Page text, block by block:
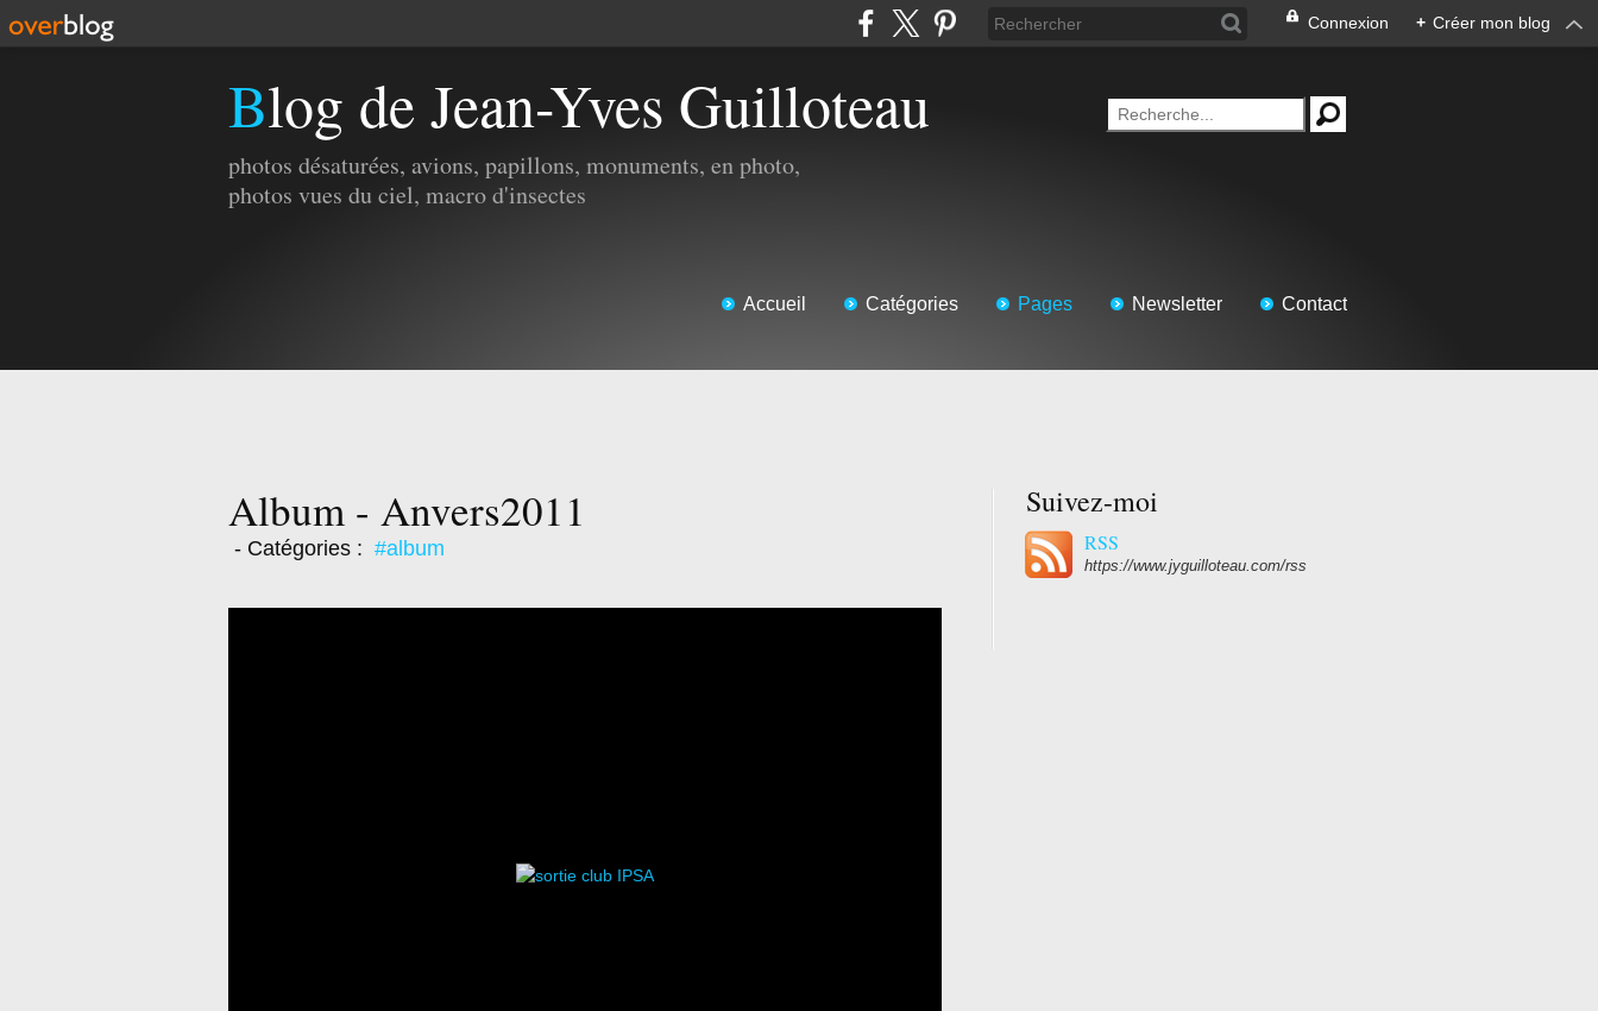
Connexion + Créer mon blog
Blog de Jean-Yves Guilloteau
photos désaturées, avions, papillons, monuments, en photo,
photos vues du ciel, macro d'insectes
Accueil Catégories Pages Newsletter Contact
Album - Anvers2011
- Catégories : #album
Suivez-moi
RSS
https://www.jyguilloteau.com/rss